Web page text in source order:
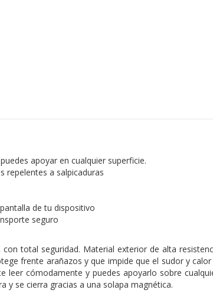
apoyar en cualquier superficie.
repelentes a salpicaduras
de tu dispositivo
seguro
total seguridad. Material exterior de alta
frente arañazos y que impide que el sudor y
cómodamente y puedes apoyarlo sobre
y se cierra gracias a una solapa magnética.